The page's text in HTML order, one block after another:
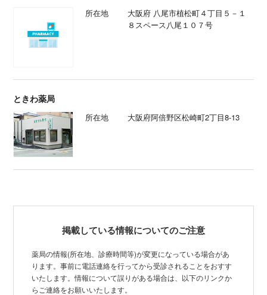
所在地
大阪府 八尾市植松町４丁目５－１
８スペース八尾１０７号
ときわ薬局
所在地 大阪府阿倍野区松崎町2丁目8-13
掲載している情報についてのご注意
薬局の情報(所在地、診療時間等)が変更になっている場合があ
ります。事前に電話連絡を行ってから受診されることをおすす
いたします。情報について誤りがある場合は、以下のリンクか
らご連絡をお願いいたします。